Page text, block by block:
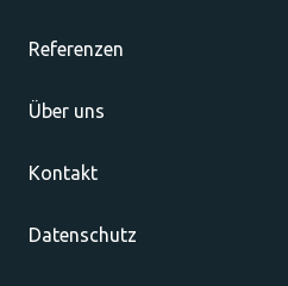
Referenzen
Über uns
Kontakt
Datenschutz